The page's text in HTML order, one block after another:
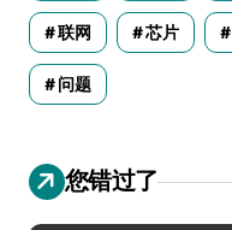
联网 芯片
问题
您错过了